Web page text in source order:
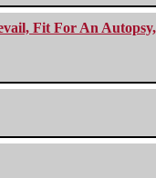
Fit For An